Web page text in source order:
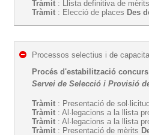
Tràmit : Llista definitiva de
Tràmit : Elecció de places Des
Processos selectius i de
Procés d'estabilització
Servei de Selecció i Provisió
Tràmit : Presentació de
Tràmit : Al·legacions a la llista
Tràmit : Al·legacions a la llista
Tràmit : Presentació de mèrits